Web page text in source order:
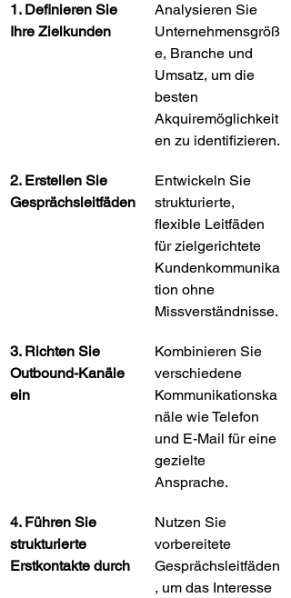
1. Definieren Sie
Ihre Zielkunden
Analysieren Sie
Unternehmensgröß
e, Branche und
Umsatz, um die
besten
Akquiremöglichkeit
en zu identifizieren.
2. Erstellen Sie
Gesprächsleitfäden
Entwickeln Sie
strukturierte,
flexible Leitfäden
für zielgerichtete
Kundenkommunika
tion ohne
Missverständnisse.
3. Richten Sie
Outbound-Kanäle
ein
Kombinieren Sie
verschiedene
Kommunikationska
näle wie Telefon
und E-Mail für eine
gezielte
Ansprache.
4. Führen Sie
strukturierte
Erstkontakte durch
Nutzen Sie
vorbereitete
Gesprächsleitfäden
, um das Interesse